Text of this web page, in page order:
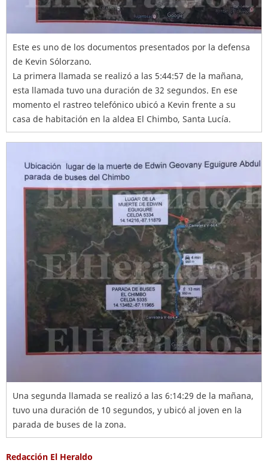
Este es uno de los documentos presentados por la defensa
de Kevin Sólorzano.
La primera llamada se realizó a las 5:44:57 de la mañana,
esta llamada tuvo una duración de 32 segundos. En ese
momento el rastreo telefónico ubicó a Kevin frente a su
casa de habitación en la aldea El Chimbo, Santa Lucía.
Una segunda llamada se realizó a las 6:14:29 de la mañana,
tuvo una duración de 10 segundos, y ubicó al joven en la
parada de buses de la zona.
Redacción El Heraldo